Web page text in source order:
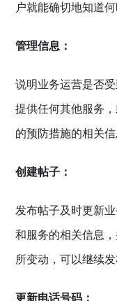
户就能确切地知道何
管理信息：
说明业务运营是否
提供任何其他服务
的预防措施的相关信
创建帖子：
发布帖子及时更新
和服务的相关信息
所变动，可以继续
更新电话号码：